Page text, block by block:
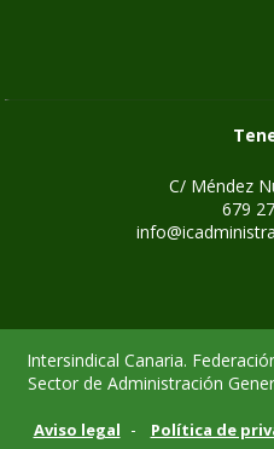
C/ Méndez
679
Intersindical Canaria.
Sector de Administración
Aviso legal - Política de